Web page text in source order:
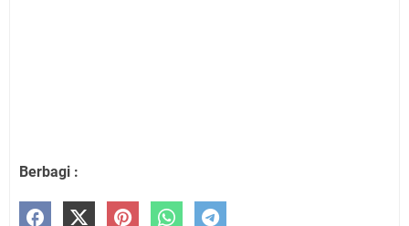
Berbagi :